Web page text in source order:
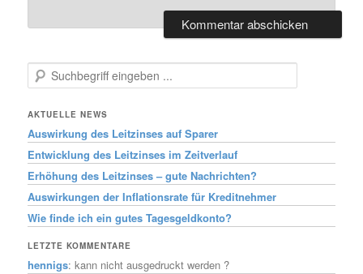
Suchen
AKTUELLE NEWS
Auswirkung des Leitzinses auf Sparer
Entwicklung des Leitzinses im Zeitverlauf
Erhöhung des Leitzinses – gute Nachrichten?
Auswirkungen der Inflationsrate für Kreditnehmer
Wie finde ich ein gutes Tagesgeldkonto?
LETZTE KOMMENTARE
hennigs: kann nicht ausgedruckt werden ?